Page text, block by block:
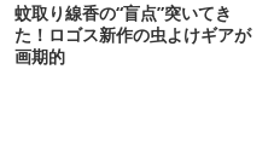
蚊取り線香の“盲点”突いてき
た！ロゴス新作の虫よけギアが
画期的